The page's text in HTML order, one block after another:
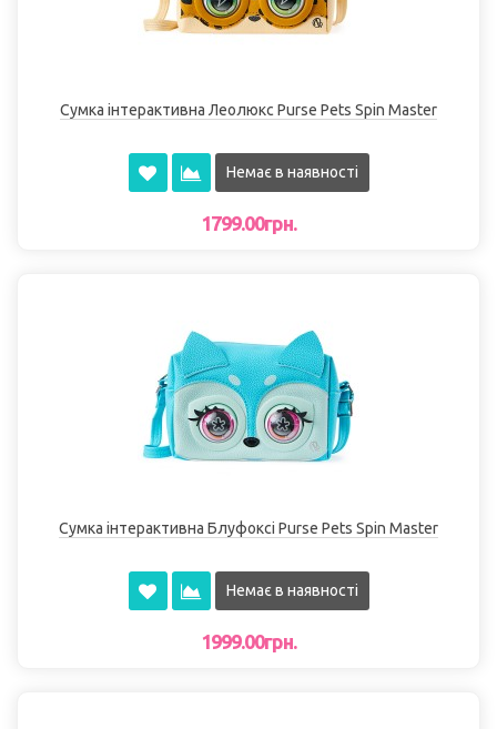
Сумка інтерактивна Леолюкс Purse Pets Spin Master
Немає в наявності
1799.00грн.
Сумка інтерактивна Блуфоксі Purse Pets Spin Master
Немає в наявності
1999.00грн.